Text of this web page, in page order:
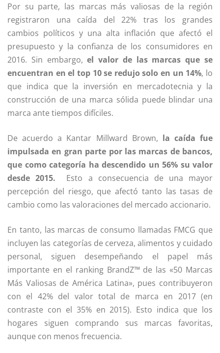
Por su parte, las marcas más valiosas de la región
registraron una caída del 22% tras los grandes
cambios políticos y una alta inflación que afectó el
presupuesto y la confianza de los consumidores en
2016. Sin embargo,el valor de las marcas que se
encuentran en el top 10 se redujo solo en un 14%, lo
que indica que la inversión en mercadotecnia y la
construcción de una marca sólida puede blindar una
marca ante tiempos difíciles.
De acuerdo a Kantar Millward Brown, la caída fue
impulsada en gran parte por las marcas de bancos,
que como categoría ha descendido un 56% su valor
desde 2015.
Esto a consecuencia de una mayor
percepción del riesgo, que afectó tanto las tasas de
cambio como las valoraciones del mercado accionario.
En tanto, las marcas de consumo llamadas FMCG que
incluyen las categorías de cerveza, alimentos y cuidado
personal, siguen desempeñando el papel más
importante en el ranking BrandZ™ de las «50 Marcas
Más Valiosas de América Latina», pues contribuyeron
con el 42% del valor total de marca en 2017 (en
contraste con el 35% en 2015). Esto indica que los
hogares siguen comprando sus marcas favoritas,
aunque con menos frecuencia.